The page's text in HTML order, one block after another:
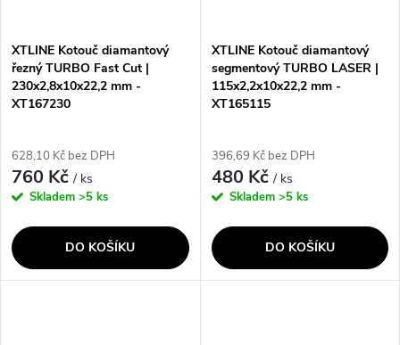
XTLINE Kotouč diamantový
řezný TURBO Fast Cut |
230x2,8x10x22,2 mm -
XT167230
628,10 Kč bez DPH
760 Kč/ ks
Skladem >5 ks
DO KOŠÍKU
XTLINE Kotouč diamantový
segmentový TURBO LASER |
115x2,2x10x22,2 mm -
XT165115
396,69 Kč bez DPH
480 Kč/ ks
Skladem >5 ks
DO KOŠÍKU